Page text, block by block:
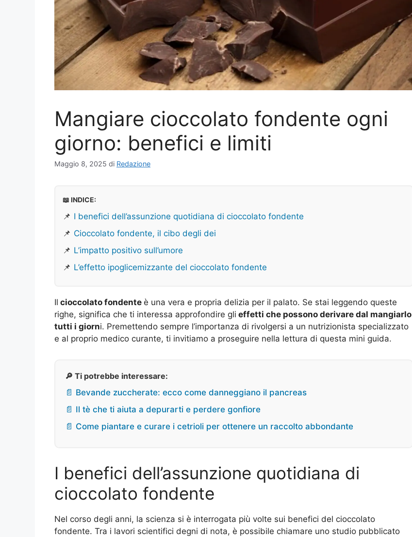
Mangiare cioccolato fondente ogni
giorno: benefici e limiti
Maggio 8, 2025 di Redazione
📖 INDICE:
📌 I benefici dell’assunzione quotidiana di cioccolato fondente
📌 Cioccolato fondente, il cibo degli dei
📌 L’impatto positivo sull’umore
📌 L’effetto ipoglicemizzante del cioccolato fondente
Il cioccolato fondente è una vera e propria delizia per il palato. Se stai leggendo queste
righe, significa che ti interessa approfondire gli effetti che possono derivare dal mangiarlo
tutti i giorni. Premettendo sempre l’importanza di rivolgersi a un nutrizionista specializzato
e al proprio medico curante, ti invitiamo a proseguire nella lettura di questa mini guida.
🔎 Ti potrebbe interessare:
📄 Bevande zuccherate: ecco come danneggiano il pancreas
📄 Il tè che ti aiuta a depurarti e perdere gonfiore
📄 Come piantare e curare i cetrioli per ottenere un raccolto abbondante
I benefici dell’assunzione quotidiana di
cioccolato fondente
Nel corso degli anni, la scienza si è interrogata più volte sui benefici del cioccolato
fondente. Tra i lavori scientifici degni di nota, è possibile chiamare uno studio pubblicato